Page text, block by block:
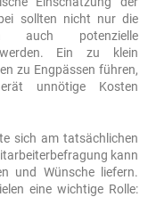
sollten nicht nur die
auch potenzielle
werden. Ein zu klein
zu Engpässen führen,
unnötige Kosten
sich am tatsächlichen
kann
und Wünsche liefern.
eine wichtige Rolle: